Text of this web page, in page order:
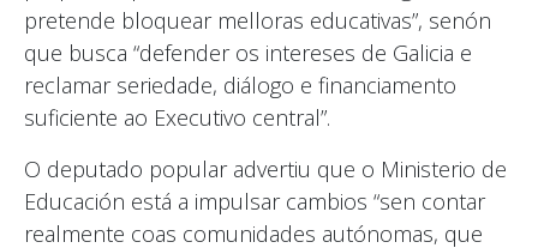
pretende bloquear melloras educativas”, senón
que busca “defender os intereses de Galicia e
reclamar seriedade, diálogo e financiamento
suficiente ao Executivo central”.
O deputado popular advertiu que o Ministerio de
Educación está a impulsar cambios “sen contar
realmente coas comunidades autónomas, que